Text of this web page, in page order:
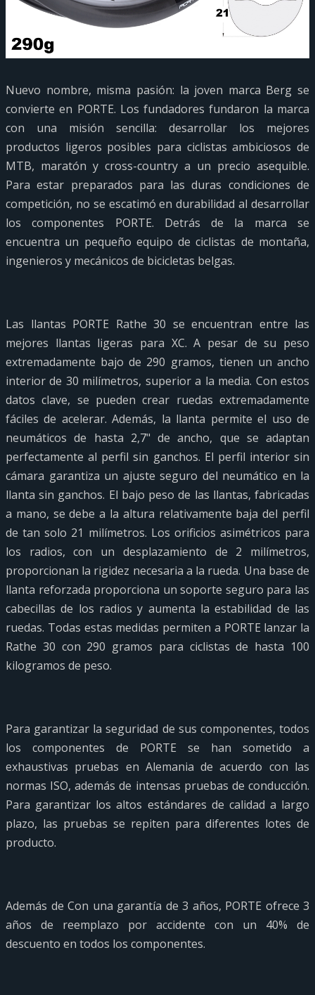
Nuevo nombre, misma pasión: la joven marca Berg se
convierte en PORTE. Los fundadores fundaron la marca
con una misión sencilla: desarrollar los mejores
productos ligeros posibles para ciclistas ambiciosos de
MTB, maratón y cross-country a un precio asequible.
Para estar preparados para las duras condiciones de
competición, no se escatimó en durabilidad al desarrollar
los componentes PORTE. Detrás de la marca se
encuentra un pequeño equipo de ciclistas de montaña,
ingenieros y mecánicos de bicicletas belgas.
Las llantas PORTE Rathe 30 se encuentran entre las
mejores llantas ligeras para XC. A pesar de su peso
extremadamente bajo de 290 gramos, tienen un ancho
interior de 30 milímetros, superior a la media. Con estos
datos clave, se pueden crear ruedas extremadamente
fáciles de acelerar. Además, la llanta permite el uso de
neumáticos de hasta 2,7" de ancho, que se adaptan
perfectamente al perfil sin ganchos. El perfil interior sin
cámara garantiza un ajuste seguro del neumático en la
llanta sin ganchos. El bajo peso de las llantas, fabricadas
a mano, se debe a la altura relativamente baja del perfil
de tan solo 21 milímetros. Los orificios asimétricos para
los radios, con un desplazamiento de 2 milímetros,
proporcionan la rigidez necesaria a la rueda. Una base de
llanta reforzada proporciona un soporte seguro para las
cabecillas de los radios y aumenta la estabilidad de las
ruedas. Todas estas medidas permiten a PORTE lanzar la
Rathe 30 con 290 gramos para ciclistas de hasta 100
kilogramos de peso.
Para garantizar la seguridad de sus componentes, todos
los componentes de PORTE se han sometido a
exhaustivas pruebas en Alemania de acuerdo con las
normas ISO, además de intensas pruebas de conducción.
Para garantizar los altos estándares de calidad a largo
plazo, las pruebas se repiten para diferentes lotes de
producto.
Además de Con una garantía de 3 años, PORTE ofrece 3
años de reemplazo por accidente con un 40% de
descuento en todos los componentes.